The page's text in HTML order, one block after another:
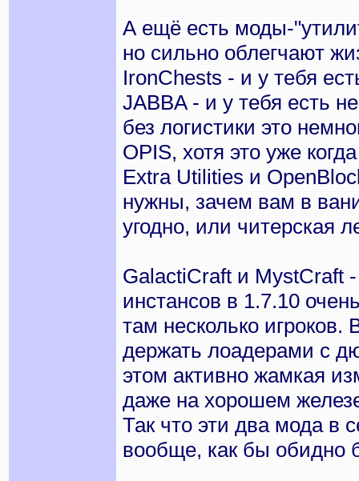
А ещё есть моды-
но сильно облегчают
IronChests - и у тебя
JABBA - и у тебя есть
без логистики это
OPIS, хотя это уже
Extra Utilities и
нужны, зачем вам в
угодно, или читерская
GalactiCraft и MystCraft
инстансов в 1.7.10
там несколько
держать лоадерами с
этом активно жамкая
даже на хорошем
Так что эти два мода в
вообще, как бы обидно